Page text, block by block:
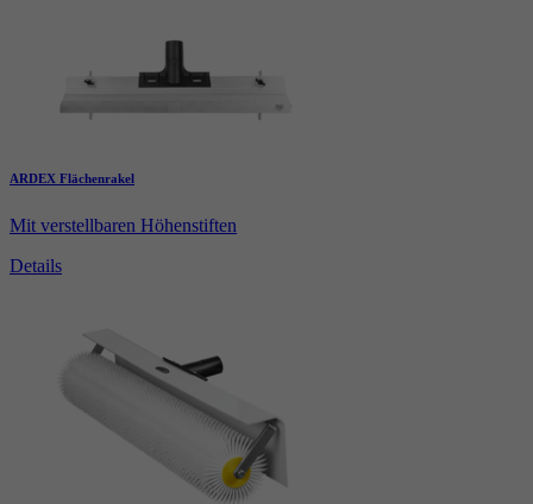
ARDEX Flächenrakel
Mit verstellbaren Höhenstiften
Details